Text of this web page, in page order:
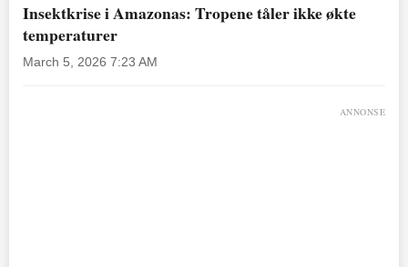
Insektkrise i Amazonas: Tropene tåler ikke økte
temperaturer
March 5, 2026 7:23 AM
ANNONSE